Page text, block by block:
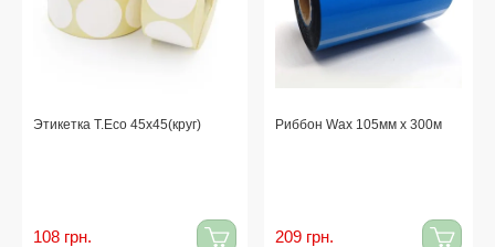
Этикетка T.Eco 45x45(круг)
108 грн.
Риббон Wax 105мм x 300м
209 грн.